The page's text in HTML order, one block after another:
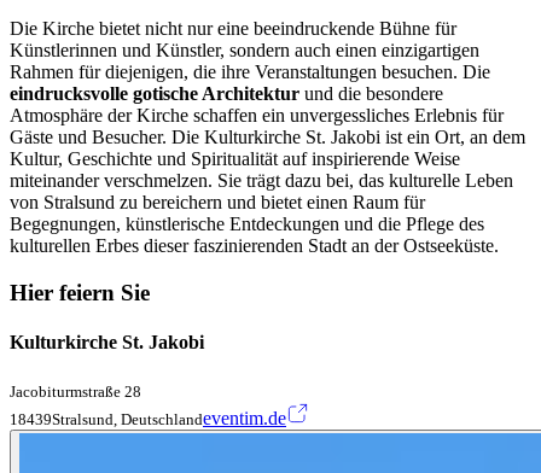
Die Kirche bietet nicht nur eine beeindruckende Bühne für
Künstlerinnen und Künstler, sondern auch einen einzigartigen
Rahmen für diejenigen, die ihre Veranstaltungen besuchen. Die
eindrucksvolle gotische Architektur und die besondere
Atmosphäre der Kirche schaffen ein unvergessliches Erlebnis für
Gäste und Besucher. Die Kulturkirche St. Jakobi ist ein Ort, an dem
Kultur, Geschichte und Spiritualität auf inspirierende Weise
miteinander verschmelzen. Sie trägt dazu bei, das kulturelle Leben
von Stralsund zu bereichern und bietet einen Raum für
Begegnungen, künstlerische Entdeckungen und die Pflege des
kulturellen Erbes dieser faszinierenden Stadt an der Ostseeküste.
Hier feiern Sie
Kulturkirche St. Jakobi
Jacobiturmstraße 28
18439Stralsund, Deutschlandeventim.de